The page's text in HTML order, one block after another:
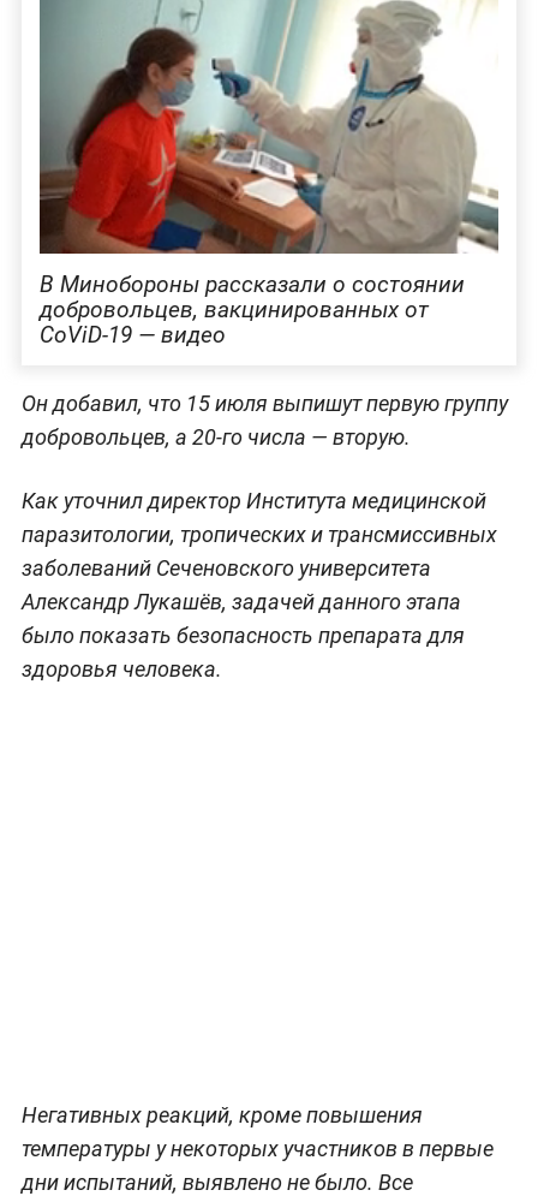
В Минобороны рассказали о состоянии
добровольцев, вакцинированных от
CoViD-19 — видео
Он добавил, что 15 июля выпишут первую группу
добровольцев, а 20-го числа — вторую.
Как уточнил директор Института медицинской
паразитологии, тропических и трансмиссивных
заболеваний Сеченовского университета
Александр Лукашёв, задачей данного этапа
было показать безопасность препарата для
здоровья человека.
Негативных реакций, кроме повышения
температуры у некоторых участников в первые
дни испытаний, выявлено не было. Все